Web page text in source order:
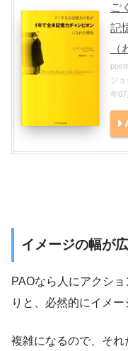
ご
記
（
ジョ
年07
イメージの幅が
PAOなら人にアクシ
りと、必然的にイメー
複雑になるので、そ